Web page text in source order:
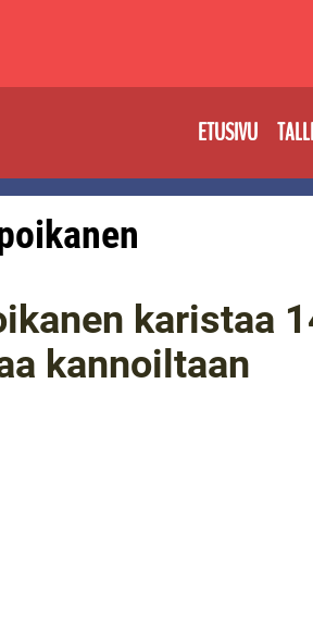
ETUSIVU
karistaa
kannoiltaan